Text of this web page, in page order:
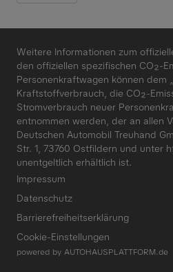
Impressum
Datenschutz
Barrierefreiheitserklärung
Cookie-Einstellungen
Weitere Informationen zum
den offiziellen spezifischen CO₂-
Personenkraftwagen können dem
Kraftstoffverbrauch, die CO₂-
Stromverbrauch neuer
entnommen werden, der an allen
Deutschen Automobil Treuhand
Str. 1, 73760 Ostfildern und unter
unentgeltlich erhältlich ist.
powered by AUTOHAUSPLATTFORM.de